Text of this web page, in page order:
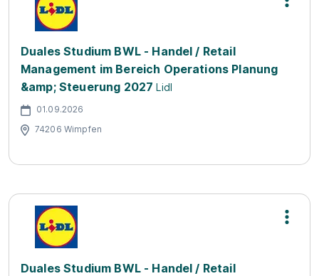
Duales Studium BWL - Handel / Retail
Management im Bereich Operations Planung
&amp; Steuerung 2027 Lidl
01.09.2026
74206 Wimpfen
Duales Studium BWL - Handel / Retail